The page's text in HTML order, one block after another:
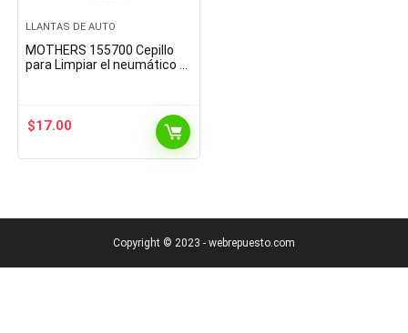
LLANTAS DE AUTO
MOTHERS 155700 Cepillo
para Limpiar el neumático y
$17.00
Copyright © 2023 - webrepuesto.com